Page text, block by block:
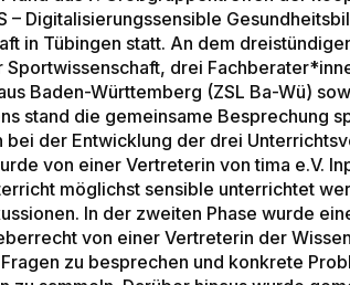
– Digitalisierungssensible
in Tübingen statt. An dem
drei
Baden-Württemberg (ZSL Ba-Wü)
stand die gemeinsame Besprechung
der Entwicklung der drei
von einer Vertreterin von tima e.V.
möglichst sensible unterrichtet
In der zweiten Phase wurde
von einer Vertreterin der
zu besprechen und konkrete